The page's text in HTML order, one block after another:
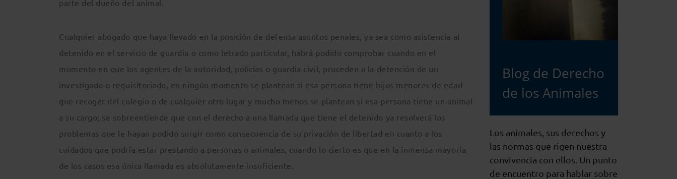
parte del dueño del animal.
Cualquier abogado que haya llevado en la posición de defensa asuntos penales, ya sea como asistencia al
detenido en el servicio de guardia o como letrado particular, habrá podido comprobar cuando en el
momento en que los agentes de la autoridad, policías o guardia civil, proceden a la detención de un
investigado o requisitoriado, en ningún momento se plantean si esa persona tiene hijos menores de edad
que recoger del colegio o de cualquier otro lugar y mucho menos se plantean si esa persona tiene un animal
a su cargo; se sobreentiende que con el derecho a una llamada que tiene el detenido ya resolverá los
problemas que le hayan podido surgir como consecuencia de su privación de libertad en cuanto a los
cuidados que podría estar prestando a personas o animales, cuando lo cierto es que en la inmensa mayoría
de los casos esa única llamada es absolutamente insuficiente.
Blog de Derecho
de los Animales
Los animales, sus derechos y
las normas que rigen nuestra
convivencia con ellos. Un punto
de encuentro para hablar sobre